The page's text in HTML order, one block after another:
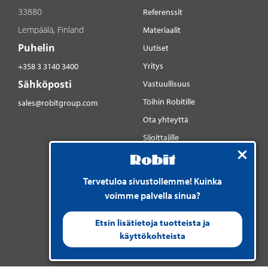
Tervetuloa sivustollemme! Kuinka
voimme palvella sinua?
Etsin lisätietoja tuotteista ja
käyttökohteista
33880
Lempäälä, Finland
Puhelin
+358 3 3140 3400
Sähköposti
sales@robitgroup.com
Referenssit
Materiaalit
Uutiset
Yritys
Vastuullisuus
Töihin Robitille
Ota yhteyttä
Sijoittajille
Sosiaalinen media
LinkedIn
Instagram